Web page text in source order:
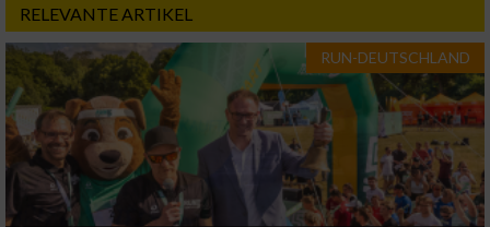
RELEVANTE ARTIKEL
RUN-DEUTSCHLAND